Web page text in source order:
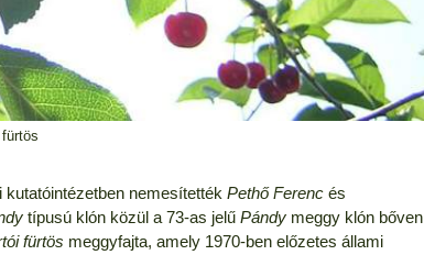
kutatóintézetben nemesítették Pethő Ferencés
típusú klón közül a 73-as jelű Pándymeggy klón bőven
fürtös meggyfajta, amely 1970-ben előzetes állami